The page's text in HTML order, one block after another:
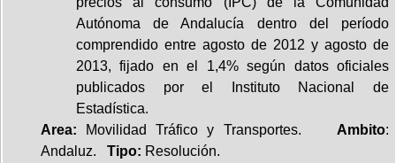
Autónoma de Andalucía dentro del período
comprendido entre agosto de 2012 y agosto de
2013, fijado en el 1,4% según datos oficiales
publicados por el Instituto Nacional de
Estadística.
Area: Movilidad Tráfico y Transportes. Ambito:
Andaluz. Tipo: Resolución.